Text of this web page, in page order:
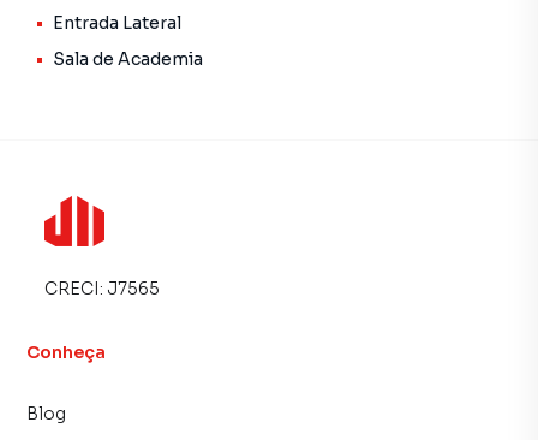
Entrada Lateral
Sala de Academia
CRECI: J7565
Conheça
Blog